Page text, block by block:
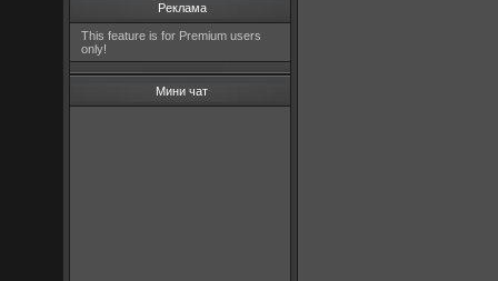
Реклама
This feature is for Premium users
only!
Мини чат